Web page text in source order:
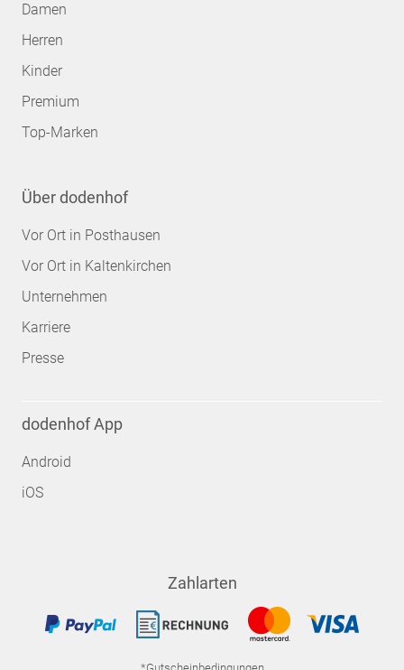
Damen
Herren
Kinder
Premium
Top-Marken
Über dodenhof
Vor Ort in Posthausen
Vor Ort in Kaltenkirchen
Unternehmen
Karriere
Presse
dodenhof App
Android
iOS
Zahlarten